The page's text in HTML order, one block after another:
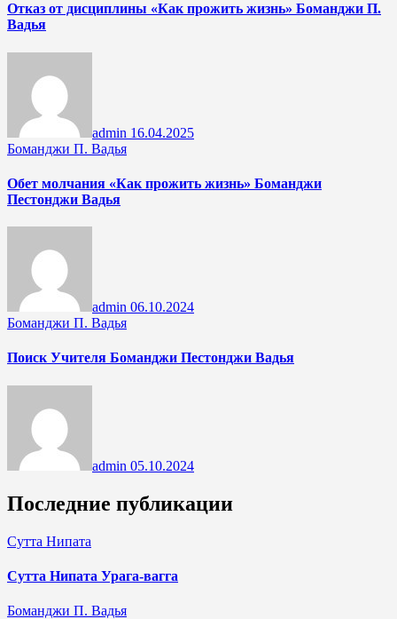
Отказ от дисциплины «Как прожить жизнь» Боманджи П.
Вадья
admin 16.04.2025
Боманджи П. Вадья
Обет молчания «Как прожить жизнь» Боманджи
Пестонджи Вадья
admin 06.10.2024
Боманджи П. Вадья
Поиск Учителя Боманджи Пестонджи Вадья
admin 05.10.2024
Последние публикации
Сутта Нипата
Сутта Нипата Урага-вагга
Боманджи П. Вадья